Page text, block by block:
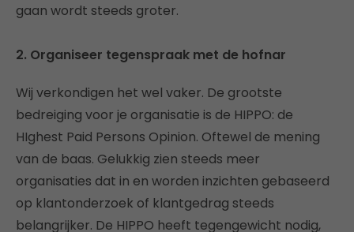
gaan wordt steeds groter.
2. Organiseer tegenspraak met de hofnar
Wij verkondigen het wel vaker. De grootste
bedreiging voor je organisatie is de HIPPO: de
HIghest Paid Persons Opinion. Oftewel de mening
van de baas. Gelukkig zien steeds meer
organisaties dat in en worden inzichten gebaseerd
op klantonderzoek of klantgedrag steeds
belangrijker. De HIPPO heeft tegengewicht nodig,